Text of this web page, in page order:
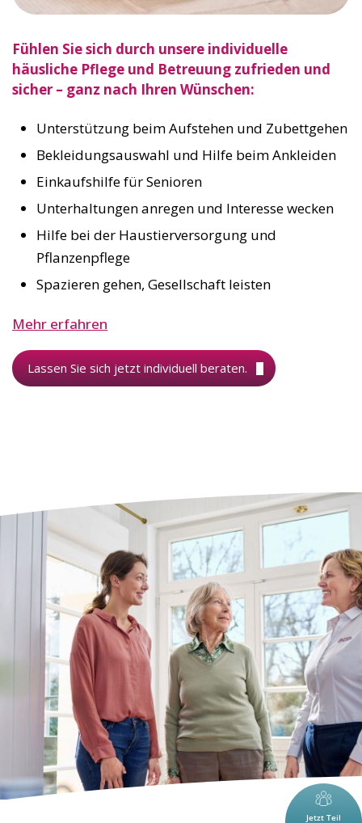
Fühlen Sie sich durch unsere individuelle
häusliche Pflege und Betreuung zufrieden und
sicher – ganz nach Ihren Wünschen:
Unterstützung beim Aufstehen und Zubettgehen
Bekleidungsauswahl und Hilfe beim Ankleiden
Einkaufshilfe für Senioren
Unterhaltungen anregen und Interesse wecken
Hilfe bei der Haustierversorgung und
Pflanzenpflege
Spazieren gehen, Gesellschaft leisten
Mehr erfahren
Lassen Sie sich jetzt individuell beraten.